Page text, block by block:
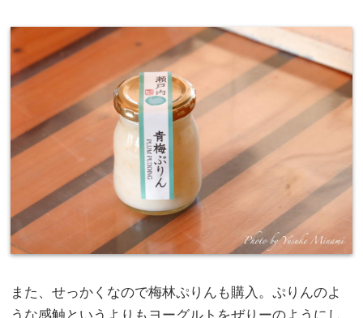
また、せっかくなので梅林ぷりんも購入。ぷりんのよ